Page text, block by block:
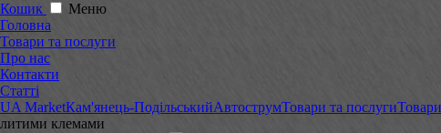
Кошик
Меню
Головна
Товари та послуги
Про нас
Контакти
Статті
UA MarketКам'янець-ПодільськийАвтострумТовари та послуги
литими клемами